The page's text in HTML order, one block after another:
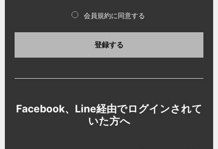
会員規約に同意する
登録する
Facebook、Line経由でログインされて
いた方へ